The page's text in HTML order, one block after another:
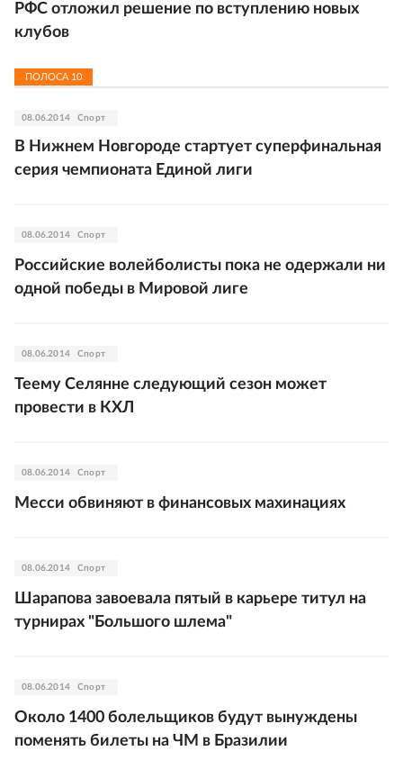
РФС отложил решение по вступлению новых
клубов
ПОЛОСА 10
08.06.2014 Спорт
В Нижнем Новгороде стартует суперфинальная
серия чемпионата Единой лиги
08.06.2014 Спорт
Российские волейболисты пока не одержали ни
одной победы в Мировой лиге
08.06.2014 Спорт
Теему Селянне следующий сезон может
провести в КХЛ
08.06.2014 Спорт
Месси обвиняют в финансовых махинациях
08.06.2014 Спорт
Шарапова завоевала пятый в карьере титул на
турнирах "Большого шлема"
08.06.2014 Спорт
Около 1400 болельщиков будут вынуждены
поменять билеты на ЧМ в Бразилии